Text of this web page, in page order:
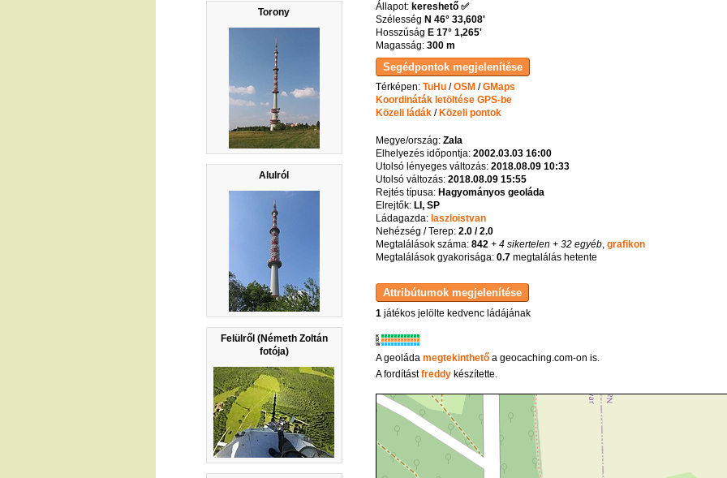
Torony
Alulról
Felülről (Németh Zoltán
fotója)
Állapot: kereshető ✅
Szélesség N 46° 33,608'
Hosszúság E 17° 1,265'
Magasság: 300 m
Térképen: TuHu/OSM /GMaps
Koordináták letöltése GPS-be
Közeli ládák/ Közeli pontok
Megye/ország: Zala
Elhelyezés időpontja: 2002.03.03 16:00
Utolsó lényeges változás: 2018.08.09 10:33
Utolsó változás: 2018.08.09 15:55
Rejtés típusa: Hagyományos geoláda
Elrejtők: LI, SP
Ládagazda: laszloistvan
Nehézség / Terep: 2.0 / 2.0
Megtalálások száma: 842+ 4 sikertelen + 32 egyéb, grafikon
Megtalálások gyakorisága: 0.7megtalálás hetente
1 játékos jelölte kedvenc ládájának
K
R
W
A geoláda megtekinthetőa geocaching.com-on is.
A fordítástfreddykészítette.